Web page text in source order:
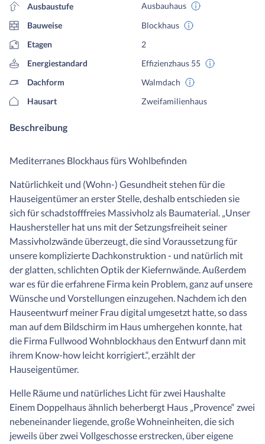
Ausbaustufe
Ausbauhaus
Bauweise
Blockhaus
Etagen
2
Energiestandard
Effizienzhaus 55
Dachform
Walmdach
Hausart
Zweifamilienhaus
Beschreibung
Mediterranes Blockhaus fürs Wohlbefinden
Natürlichkeit und (Wohn-) Gesundheit stehen für die
Hauseigentümer an erster Stelle, deshalb entschieden sie
sich für schadstofffreies Massivholz als Baumaterial. „Unser
Haushersteller hat uns mit der Setzungsfreiheit seiner
Massivholzwände überzeugt, die sind Voraussetzung für
unsere komplizierte Dachkonstruktion - und natürlich mit
der glatten, schlichten Optik der Kiefernwände. Außerdem
war es für die erfahrene Firma kein Problem, ganz auf unsere
Wünsche und Vorstellungen einzugehen. Nachdem ich den
Hauseentwurf meiner Frau digital umgesetzt hatte, so dass
man auf dem Bildschirm im Haus umhergehen konnte, hat
die Firma Fullwood Wohnblockhaus den Entwurf dann mit
ihrem Know-how leicht korrigiert.“, erzählt der
Hauseigentümer.
Helle Räume und natürliches Licht für zwei Haushalte
Einem Doppelhaus ähnlich beherbergt Haus „Provence“ zwei
nebeneinander liegende, große Wohneinheiten, die sich
jeweils über zwei Vollgeschosse erstrecken, über eigene